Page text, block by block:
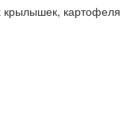
крылышек, картофеля